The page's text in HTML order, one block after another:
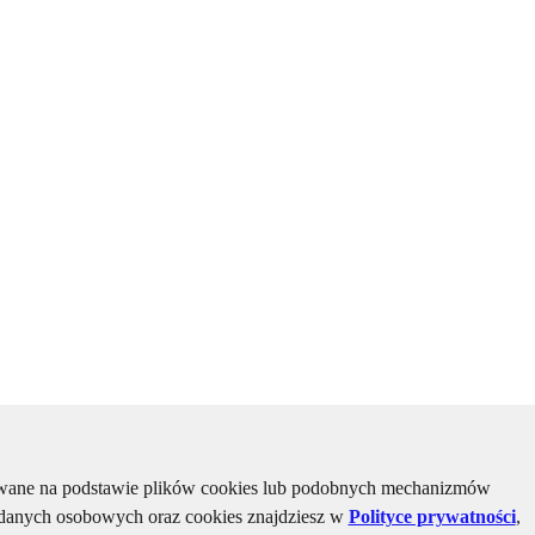
na podstawie plików cookies lub podobnych mechanizmów
osobowych oraz cookies znajdziesz w Polityce prywatności,